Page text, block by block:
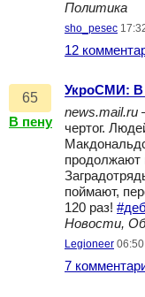
Политика
sho_pesec
12
65
В пену
УкроСМИ: В
news.mail.ru
чертог.
продолжают
поймают,
120 раз!
Новости,
Legioneer
7